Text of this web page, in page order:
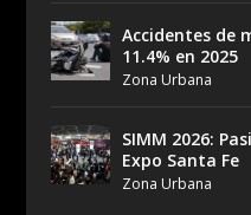
Accidentes de
11.4% en 2025
Zona Urbana
SIMM 2026:
Expo Santa Fe
Zona Urbana